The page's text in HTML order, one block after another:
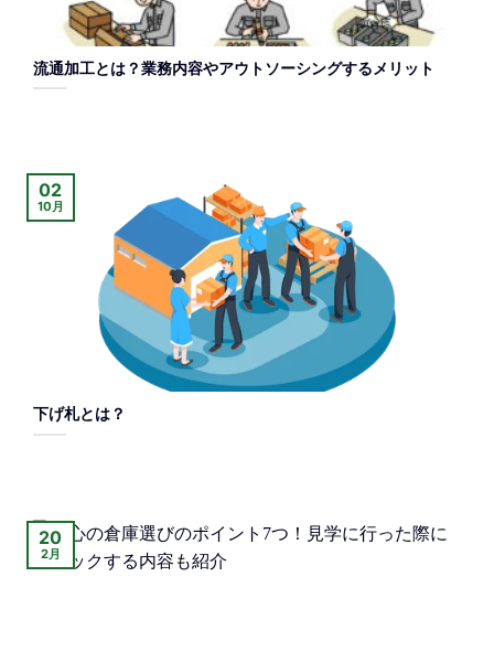
流通加工とは？業務内容やアウトソーシングするメリット
下げ札とは？
02
10月
20
2月